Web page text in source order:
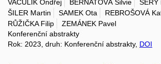
VACULÍK Ondřej BERNATOVÁ Silvie
SERY
ŠILER Martin
SAMEK Ota
REBROŠOVÁ
RŮŽIČKA Filip
ZEMÁNEK Pavel
Konferenční abstrakty
Rok: 2023, druh: Konferenční abstrakty, DOI